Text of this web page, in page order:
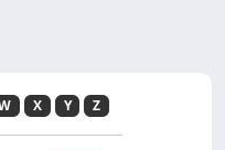
X Y Z